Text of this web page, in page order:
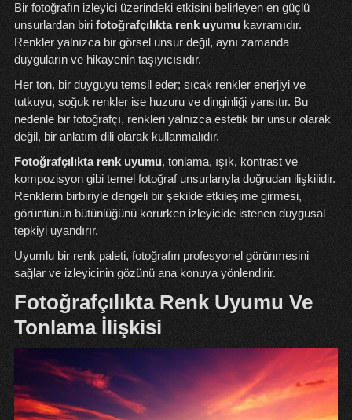
Bir fotoğrafın izleyici üzerindeki etkisini belirleyen en güçlü
unsurlardan biri fotoğrafçılıkta renk uyumukavramıdır.
Renkler yalnızca bir görsel unsur değil, aynı zamanda
duyguların ve hikayenin taşıyıcısıdır.
Her ton, bir duyguyu temsil eder; sıcak renkler enerjiyi ve
tutkuyu, soğuk renkler ise huzuru ve dinginliği yansıtır. Bu
nedenle bir fotoğrafçı, renkleri yalnızca estetik bir unsur olarak
değil, bir anlatım dili olarak kullanmalıdır.
Fotoğrafçılıkta renk uyumu, tonlama, ışık, kontrast ve
kompozisyon gibi temel fotoğraf unsurlarıyla doğrudan ilişkilidir.
Renklerin birbiriyle dengeli bir şekilde etkileşime girmesi,
görüntünün bütünlüğünü korurken izleyicide istenen duygusal
tepkiyi uyandırır.
Uyumlu bir renk paleti, fotoğrafın profesyonel görünmesini
sağlar ve izleyicinin gözünü ana konuya yönlendirir.
Fotoğrafçılıkta Renk Uyumu Ve
Tonlama İlişkisi